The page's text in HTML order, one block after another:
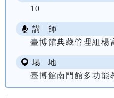
10
講 師
臺博館典藏管理組楊
場 地
臺博館南門館多功能